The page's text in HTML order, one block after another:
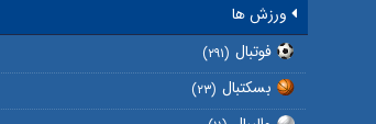
ورزش ها
فوتبال (۲۹۱)
بسکتبال (۲۳)